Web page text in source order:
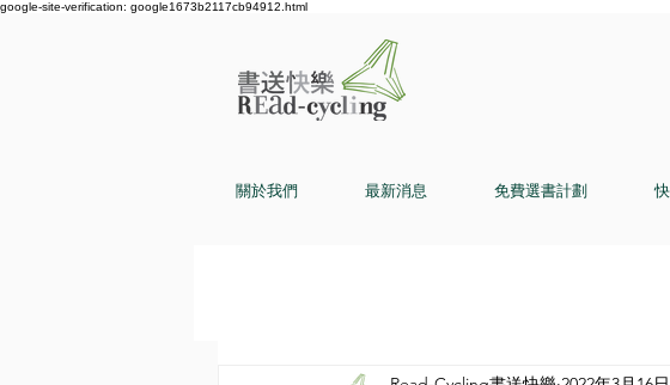
google-site-verification: google1673b2117cb94912.html
關於我們 最新消息 免費選書計劃